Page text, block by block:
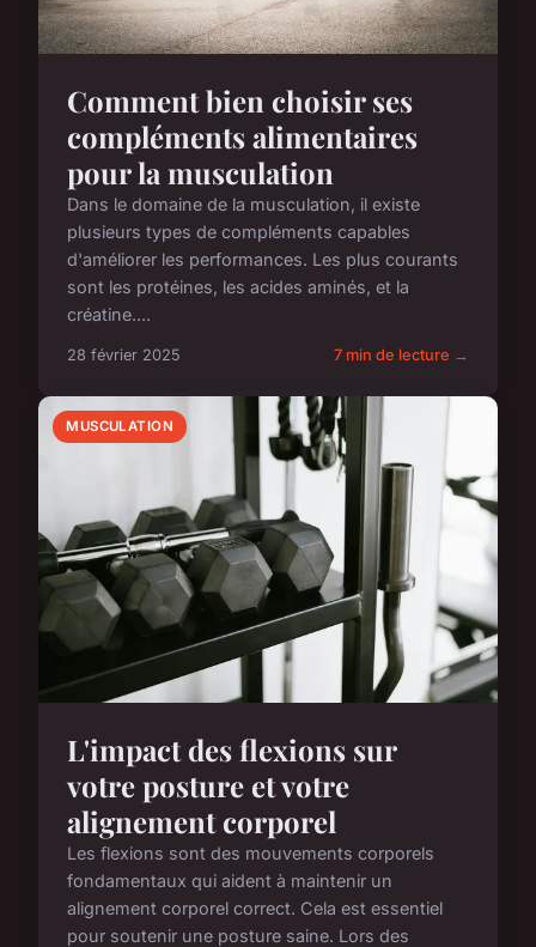
Comment bien choisir ses
compléments alimentaires
pour la musculation
Dans le domaine de la musculation, il existe
plusieurs types de compléments capables
d'améliorer les performances. Les plus courants
sont les protéines, les acides aminés, et la
créatine....
28 février 2025 7 min de lecture →
MUSCULATION
L'impact des flexions sur
votre posture et votre
alignement corporel
Les flexions sont des mouvements corporels
fondamentaux qui aident à maintenir un
alignement corporel correct. Cela est essentiel
pour soutenir une posture saine. Lors des